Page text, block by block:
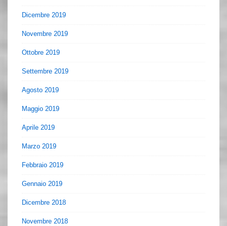
Dicembre 2019
Novembre 2019
Ottobre 2019
Settembre 2019
Agosto 2019
Maggio 2019
Aprile 2019
Marzo 2019
Febbraio 2019
Gennaio 2019
Dicembre 2018
Novembre 2018